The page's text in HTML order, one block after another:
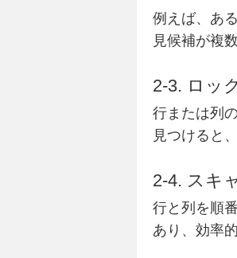
例えば、あ
見候補が複
2-3. ロッ
行または列
見つけると
2-4. スキ
行と列を順
あり、効率